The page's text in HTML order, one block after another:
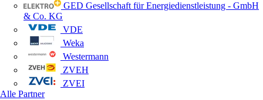
GED Gesellschaft für Energiedienstleistung - GmbH
& Co. KG
VDE
Weka
Westermann
ZVEH
ZVEI
Alle Partner